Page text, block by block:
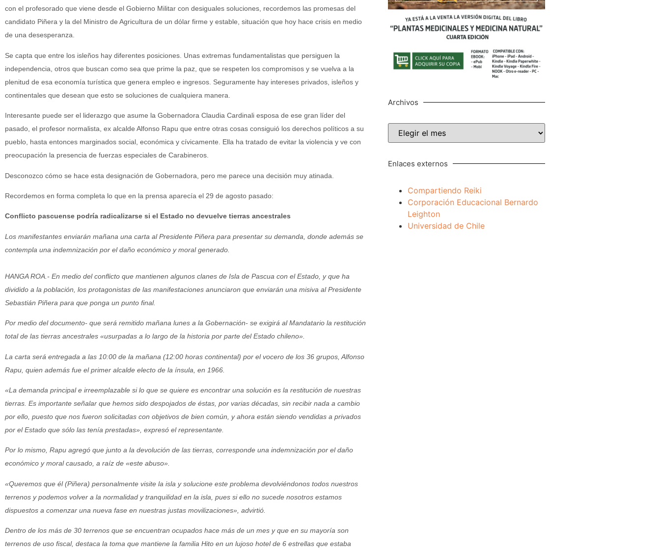
con el profesorado que viene desde el Gobierno Militar con desiguales soluciones, recordemos las promesas del
candidato Piñera y la del Ministro de Agricultura de un dólar firme y estable, situación que hoy hace crisis en medio
de una desesperanza.
Se capta que entre los isleños hay diferentes posiciones. Unas extremas fundamentalistas que persiguen la
independencia, otros que buscan como sea que prime la paz, que se respeten los compromisos y se vuelva a la
plenitud de esa economía turística que genera empleo e ingresos. Seguramente hay intereses privados, isleños y
continentales que desean que esto se soluciones de cualquiera manera.
Interesante puede ser el liderazgo que asume la Gobernadora Claudia Cardinali esposa de ese gran líder del
pasado, el profesor normalista, ex alcalde Alfonso Rapu que entre otras cosas consiguió los derechos políticos a su
pueblo, hasta entonces marginados social, económica y cívicamente. Ella ha tratado de evitar la violencia y ve con
preocupación la presencia de fuerzas especiales de Carabineros.
Desconozco cómo se hace esta designación de Gobernadora, pero me parece una decisión muy atinada.
Recordemos en forma completa lo que en la prensa aparecía el 29 de agosto pasado:
Conflicto pascuense podría radicalizarse si el Estado no devuelve tierras ancestrales
Los manifestantes enviarán mañana una carta al Presidente Piñera para presentar su demanda, donde además se
contempla una indemnización por el daño económico y moral generado.
HANGA ROA.- En medio del conflicto que mantienen algunos clanes de Isla de Pascua con el Estado, y que ha
dividido a la población, los protagonistas de las manifestaciones anunciaron que enviarán una misiva al Presidente
Sebastián Piñera para que ponga un punto final.
Por medio del documento- que será remitido mañana lunes a la Gobernación- se exigirá al Mandatario la restitución
total de las tierras ancestrales «usurpadas a lo largo de la historia por parte del Estado chileno».
La carta será entregada a las 10:00 de la mañana (12:00 horas continental) por el vocero de los 36 grupos, Alfonso
Rapu, quien además fue el primer alcalde electo de la ínsula, en 1966.
«La demanda principal e irreemplazable si lo que se quiere es encontrar una solución es la restitución de nuestras
tierras. Es importante señalar que hemos sido despojados de éstas, por varias décadas, sin recibir nada a cambio
por ello, puesto que nos fueron solicitadas con objetivos de bien común, y ahora están siendo vendidas a privados
por el Estado que sólo las tenía prestadas», expresó el representante.
Por lo mismo, Rapu agregó que junto a la devolución de las tierras, corresponde una indemnización por el daño
económico y moral causado, a raíz de «este abuso».
«Queremos que él (Piñera) personalmente visite la isla y solucione este problema devolviéndonos todos nuestros
terrenos y podemos volver a la normalidad y tranquilidad en la isla, pues si ello no sucede nosotros estamos
dispuestos a comenzar una nueva fase en nuestras justas movilizaciones», advirtió.
Dentro de los más de 30 terrenos que se encuentran ocupados hace más de un mes y que en su mayoría son
terrenos de uso fiscal, destaca la toma que mantiene la familia Hito en un lujoso hotel de 6 estrellas que estaba
Archivos
Enlaces externos
Compartiendo Reiki
Corporación Educacional Bernardo
Leighton
Universidad de Chile